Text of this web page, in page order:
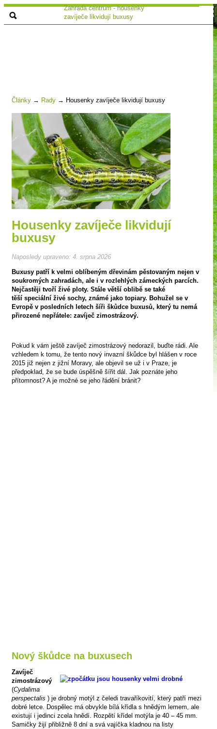
Zahrada centrum - housenky
zavíječe likvidují buxusy
Články → Rady → Housenky zavíječe likvidují buxusy
Housenky zavíječe likvidují
buxusy
Naposledy upraveno: 4. srpna 2026
Buxusy patří k velmi oblíbeným dřevinám pěstovaným nejen v
soukromých zahradách, ale i v rozlehlých zámeckých parcích.
Nejčastěji tvoří živé ploty. Stále větší oblibě se také
těší speciální živé sochy, známé jako topiary. Bohužel se v
Evropě v posledních letech šíři škůdce buxusů, který tu nemá
přirozené nepřátele: zavíječ zimostrázový.
Pokud k vám ještě zavíječ zimostrázový nedorazil, buďte rádi. Ale
vzhledem k tomu, že tento nový invazní škůdce byl hlášen v roce
2015 již nejen z jižní Moravy, ale objevil se už i v Praze, je
předpoklad, že se bude úspěšně šířit dál. Jak poznáte jeho
přítomnost? A je možné se jeho řádění bránit?
Nový škůdce na buxusech
Zavíječ
zimostrázový
(Cydalima
perspectalis ) je drobný motýl z čeledi travaříkovití, který patří mezi
dobré letce. Dospělec má obvykle bílá křídla s hnědým lemem, ale
existují i jedinci zcela hnědí. Rozpětí křídel motýla je 40 – 45 mm.
Samičky žijí přibližně 8 dní a svá vajíčka kladnou na listy